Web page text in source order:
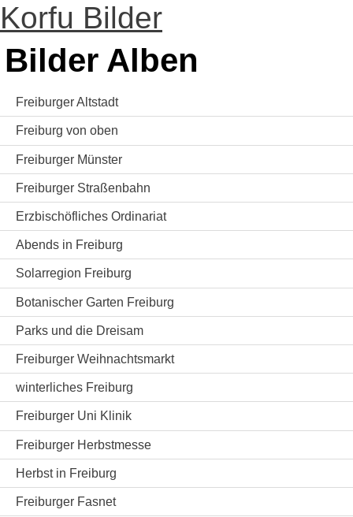
Korfu Bilder
Bilder Alben
Freiburger Altstadt
Freiburg von oben
Freiburger Münster
Freiburger Straßenbahn
Erzbischöfliches Ordinariat
Abends in Freiburg
Solarregion Freiburg
Botanischer Garten Freiburg
Parks und die Dreisam
Freiburger Weihnachtsmarkt
winterliches Freiburg
Freiburger Uni Klinik
Freiburger Herbstmesse
Herbst in Freiburg
Freiburger Fasnet